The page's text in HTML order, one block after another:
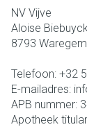
NV Vijve
Aloise
8793 Waregem
Telefoon: +32
E-mailadres:
APB nummer:
Apotheek